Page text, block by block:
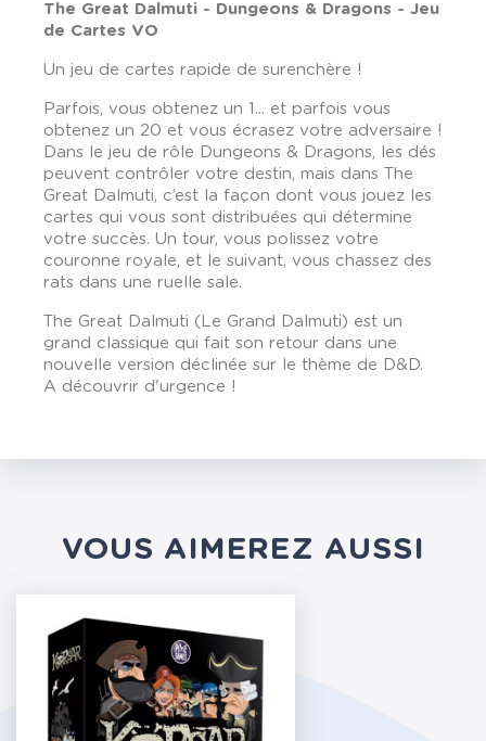
The Great Dalmuti - Dungeons & Dragons - Jeu
de Cartes VO
Un jeu de cartes rapide de surenchère !
Parfois, vous obtenez un 1... et parfois vous
obtenez un 20 et vous écrasez votre adversaire !
Dans le jeu de rôle Dungeons & Dragons, les dés
peuvent contrôler votre destin, mais dans The
Great Dalmuti, c’est la façon dont vous jouez les
cartes qui vous sont distribuées qui détermine
votre succès. Un tour, vous polissez votre
couronne royale, et le suivant, vous chassez des
rats dans une ruelle sale.
The Great Dalmuti (Le Grand Dalmuti) est un
grand classique qui fait son retour dans une
nouvelle version déclinée sur le thème de D&D.
A découvrir d'urgence !
VOUS AIMEREZ AUSSI